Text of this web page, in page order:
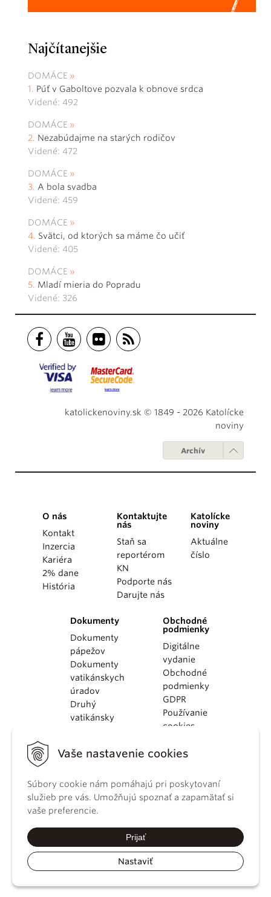
Vaše nastavenie cookies
Súbory cookie nám pomáhajú pri poskytovaní
služieb pre vás. Umožňujú spoznať a zapamätať si
vaše preferencie.
Prijať
Nastaviť
Najčítanejšie
DOMÁCE
Púť v Gaboltove pozvala k obnove srdca
Videné: 492
DOMÁCE
Nezabúdajme na starých rodičov
Videné: 472
DOMÁCE
A bola svadba
Videné: 459
DOMÁCE
Svätci, od ktorých sa máme čo učiť
Videné: 405
DOMÁCE
Mladí mieria do Popradu
Videné: 326
katolickenoviny.sk © 1849 - 2026 Katolícke
noviny
Archív
O nás
Kontakt
Inzercia
Kariéra
2% dane
História
Kontaktujte
nás
Staň sa
reportérom
KN
Podporte nás
Darujte nás
Katolícke
noviny
Aktuálne
číslo
Dokumenty
Dokumenty
pápežov
Dokumenty
vatikánskych
úradov
Druhý
vatikánsky
KBS
kánonického
práva
Katechizmus
Obchodné
podmienky
Digitálne
vydanie
Obchodné
podmienky
GDPR
Používanie
cookies